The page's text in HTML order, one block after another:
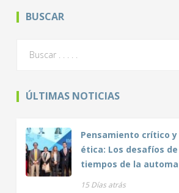
BUSCAR
ÚLTIMAS NOTICIAS
Pensamiento crítico
ética: Los desafíos
tiempos de la
15 Días atrás